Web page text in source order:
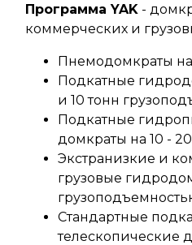
Программа YAK -
коммерческих и
Пнемодомкраты
Подкатные
и 10 тонн
Подкатные
домкраты на 10 -
Экстранизкие и
грузовые
Стандартные
телескопические